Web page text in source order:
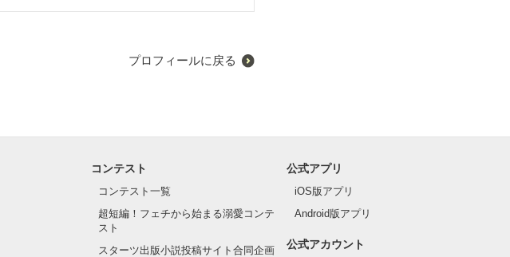
プロフィールに戻る
コンテスト
コンテスト一覧
超短編！フェチから始まる溺愛コンテ
スト
スターツ出版小説投稿サイト合同企画
公式アプリ
iOS版アプリ
Android版アプリ
公式アカウント